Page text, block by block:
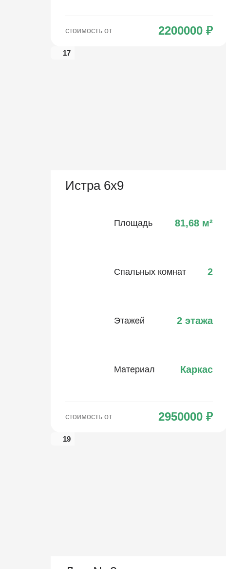
стоимость от 2200000 ₽
17
Истра 6х9
Площадь 81,68 м²
Спальных комнат 2
Этажей 2 этажа
Материал Каркас
стоимость от 2950000 ₽
19